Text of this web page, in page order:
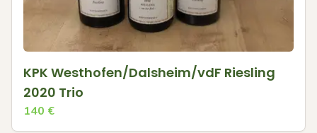
KPK Westhofen/Dalsheim/vdF Riesling
2020 Trio
140 €